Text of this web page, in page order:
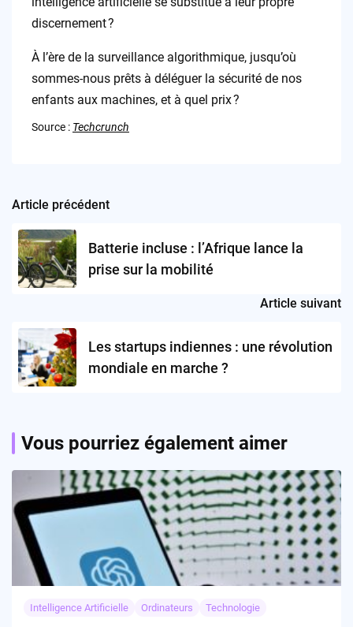
discernement ?
À l’ère de la surveillance algorithmique, jusqu’où
sommes-nous prêts à déléguer la sécurité de nos
enfants aux machines, et à quel prix ?
Source : Techcrunch
Post
navigation
Article précédent
Batterie incluse : l’Afrique lance la
prise sur la mobilité
Article suivant
Les startups indiennes : une révolution
mondiale en marche ?
Vous pourriez également aimer
Intelligence Artificielle Ordinateurs Technologie